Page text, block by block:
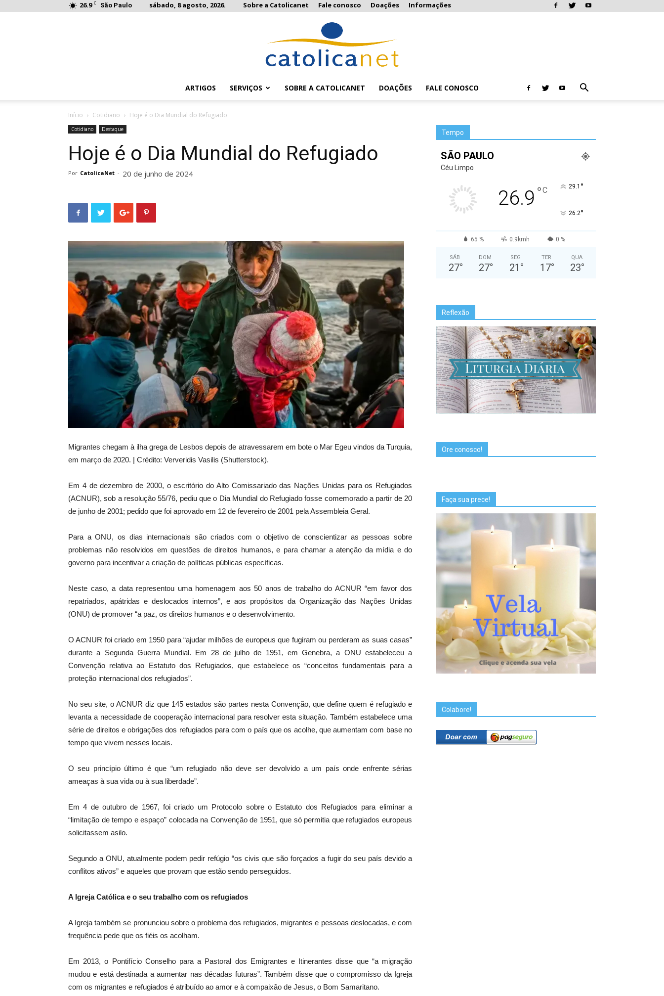
26.9 C São Paulo sábado, 8 agosto, 2026. Sobre a Catolicanet Fale conosco Doações Informações
ARTIGOS SERVIÇOS SOBRE A CATOLICANET DOAÇÕES FALE CONOSCO
Início Cotidiano Hoje é o Dia Mundial do Refugiado
Cotidiano Destaque
Hoje é o Dia Mundial do Refugiado
Por CatolicaNet - 20 de junho de 2024
Migrantes chegam à ilha grega de Lesbos depois de atravessarem em bote o Mar Egeu vindos da Turquia,
em março de 2020. | Crédito: Ververidis Vasilis (Shutterstock).
Em 4 de dezembro de 2000, o escritório do Alto Comissariado das Nações Unidas para os Refugiados
(ACNUR), sob a resolução 55/76, pediu que o Dia Mundial do Refugiado fosse comemorado a partir de 20
de junho de 2001; pedido que foi aprovado em 12 de fevereiro de 2001 pela Assembleia Geral.
Para a ONU, os dias internacionais são criados com o objetivo de conscientizar as pessoas sobre
problemas não resolvidos em questões de direitos humanos, e para chamar a atenção da mídia e do
governo para incentivar a criação de políticas públicas específicas.
Neste caso, a data representou uma homenagem aos 50 anos de trabalho do ACNUR “em favor dos
repatriados, apátridas e deslocados internos”, e aos propósitos da Organização das Nações Unidas
(ONU) de promover “a paz, os direitos humanos e o desenvolvimento.
O ACNUR foi criado em 1950 para “ajudar milhões de europeus que fugiram ou perderam as suas casas”
durante a Segunda Guerra Mundial. Em 28 de julho de 1951, em Genebra, a ONU estabeleceu a
Convenção relativa ao Estatuto dos Refugiados, que estabelece os “conceitos fundamentais para a
proteção internacional dos refugiados”.
No seu site, o ACNUR diz que 145 estados são partes nesta Convenção, que define quem é refugiado e
levanta a necessidade de cooperação internacional para resolver esta situação. Também estabelece uma
série de direitos e obrigações dos refugiados para com o país que os acolhe, que aumentam com base no
tempo que vivem nesses locais.
O seu princípio último é que “um refugiado não deve ser devolvido a um país onde enfrente sérias
ameaças à sua vida ou à sua liberdade”.
Em 4 de outubro de 1967, foi criado um Protocolo sobre o Estatuto dos Refugiados para eliminar a
“limitação de tempo e espaço” colocada na Convenção de 1951, que só permitia que refugiados europeus
solicitassem asilo.
Segundo a ONU, atualmente podem pedir refúgio “os civis que são forçados a fugir do seu país devido a
conflitos ativos” e aqueles que provam que estão sendo perseguidos.
A Igreja Católica e o seu trabalho com os refugiados
A Igreja também se pronunciou sobre o problema dos refugiados, migrantes e pessoas deslocadas, e com
frequência pede que os fiéis os acolham.
Em 2013, o Pontifício Conselho para a Pastoral dos Emigrantes e Itinerantes disse que “a migração
mudou e está destinada a aumentar nas décadas futuras”. Também disse que o compromisso da Igreja
com os migrantes e refugiados é atribuído ao amor e à compaixão de Jesus, o Bom Samaritano.
Tempo
SÃO PAULO
Céu Limpo
26.9 °C 29.1 °
26.2°
65 % 0.9kmh 0 %
SÁB
27°
DOM
27°
SEG
21 °
TER
17°
QUA
23°
Reflexão
Ore conosco!
Faça sua prece!
Colabore!